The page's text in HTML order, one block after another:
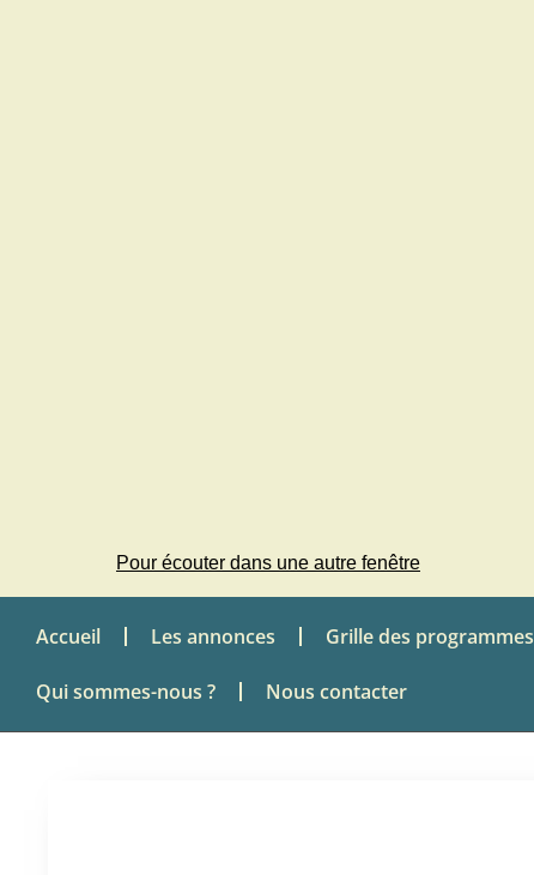
Pour écouter dans une autre fenêtre
Accueil Les annonces Grille des programmes
Qui sommes-nous ? Nous contacter